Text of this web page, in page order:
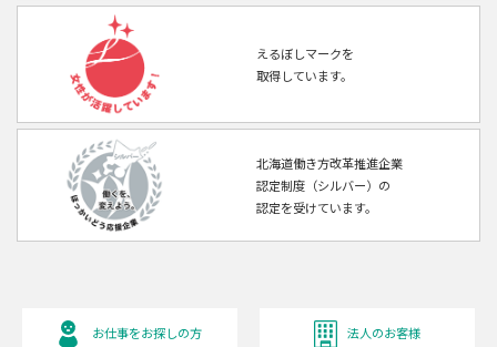
えるぼしマークを
取得しています。
北海道働き方改革推進企業
認定制度（シルバー）の
認定を受けています。
お仕事をお探しの方 法人のお客様